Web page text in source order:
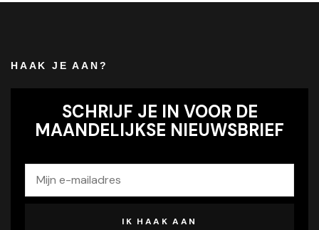
HAAK JE AAN?
SCHRIJF JE IN VOOR DE
MAANDELIJKSE NIEUWSBRIEF